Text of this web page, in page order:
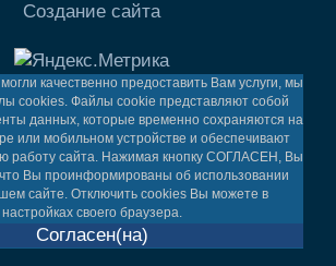
Создание сайта
качественно предоставить Вам услуги, мы
cookies. Файлы cookie представляют собой
данных, которые временно сохраняются на
или мобильном устройстве и обеспечивают
работу сайта. Нажимая кнопку СОГЛАСЕН, Вы
Вы проинформированы об использовании
сайте. Отключить cookies Вы можете в
настройках своего браузера.
Согласен(на)